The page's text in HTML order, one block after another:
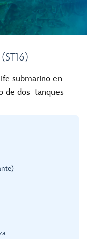
submarino en
de dos tanques